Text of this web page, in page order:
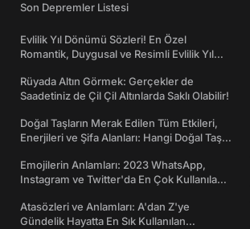
Son Depremler Listesi
Evlilik Yıl Dönümü Sözleri! En Özel
Romantik, Duygusal ve Resimli Evlilik Yıl
Rüyada Altın Görmek: Gerçekler de
Saadetiniz de Çil Çil Altınlarda Saklı Olabilir!
Doğal Taşların Merak Edilen Tüm Etkileri,
Enerjileri ve Şifa Alanları: Hangi Doğal Taş
Emojilerin Anlamları: 2023 WhatsApp,
Instagram ve Twitter'da En Çok Kullanılan
Atasözleri ve Anlamları: A'dan Z'ye
Gündelik Hayatta En Sık Kullanılan